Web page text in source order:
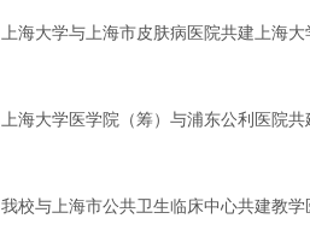
上海大学与上海市皮肤病医院共建上海
上海大学医学院（筹）与浦东公利医院
我校与上海市公共卫生临床中心共建教